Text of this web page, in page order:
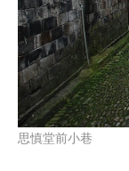
思慎堂前小巷